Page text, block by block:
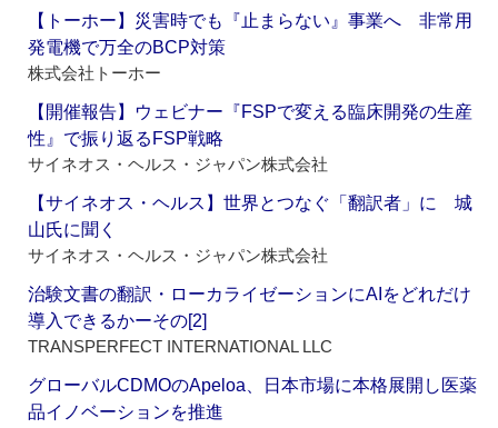
【トーホー】災害時でも『止まらない』事業へ 非常用
発電機で万全のBCP対策
株式会社トーホー
【開催報告】ウェビナー『FSPで変える臨床開発の生産
性』で振り返るFSP戦略
サイネオス・ヘルス・ジャパン株式会社
【サイネオス・ヘルス】世界とつなぐ「翻訳者」に 城
山氏に聞く
サイネオス・ヘルス・ジャパン株式会社
治験文書の翻訳・ローカライゼーションにAIをどれだけ
導入できるかーその[2]
TRANSPERFECT INTERNATIONAL LLC
グローバルCDMOのApeloa、日本市場に本格展開し医薬
品イノベーションを推進